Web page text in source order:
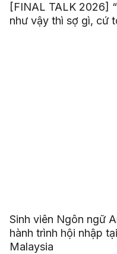
[FINAL TALK 2026]
như vậy thì sợ gì, cứ
Sinh viên Ngôn ngữ
hành trình hội nhập
Malaysia